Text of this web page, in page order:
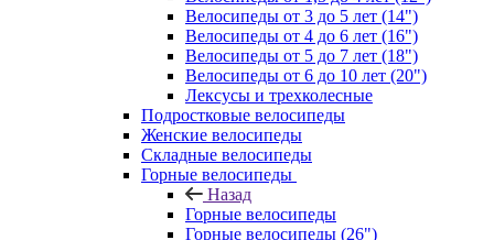
Велосипеды от 3 до 5 лет (14")
Велосипеды от 4 до 6 лет (16")
Велосипеды от 5 до 7 лет (18")
Велосипеды от 6 до 10 лет (20")
Лексусы и трехколесные
Подростковые велосипеды
Женские велосипеды
Складные велосипеды
Горные велосипеды
Назад
Горные велосипеды
Горные велосипеды (26")